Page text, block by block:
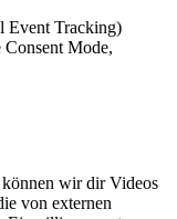
Event Tracking)
Mode,
wir dir Videos
von externen